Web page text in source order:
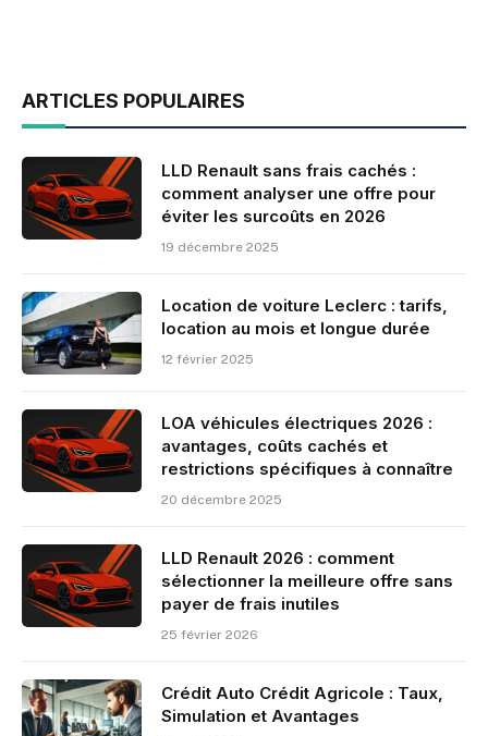
ARTICLES POPULAIRES
LLD Renault sans frais cachés :
comment analyser une offre pour
éviter les surcoûts en 2026
19 décembre 2025
Location de voiture Leclerc : tarifs,
location au mois et longue durée
12 février 2025
LOA véhicules électriques 2026 :
avantages, coûts cachés et
restrictions spécifiques à connaître
20 décembre 2025
LLD Renault 2026 : comment
sélectionner la meilleure offre sans
payer de frais inutiles
25 février 2026
Crédit Auto Crédit Agricole : Taux,
Simulation et Avantages